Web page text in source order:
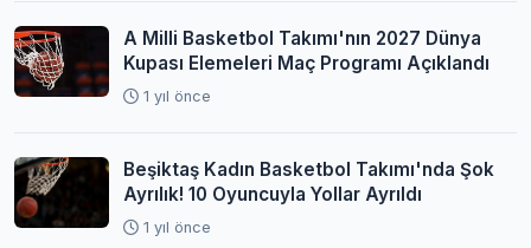
A Milli Basketbol Takımı'nın 2027 Dünya
Kupası Elemeleri Maç Programı Açıklandı
1 yıl önce
Beşiktaş Kadın Basketbol Takımı'nda Şok
Ayrılık! 10 Oyuncuyla Yollar Ayrıldı
1 yıl önce